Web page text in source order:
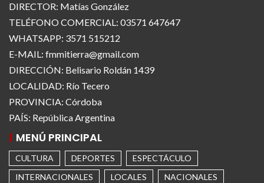
DIRECTOR: Matías González
TELÉFONO COMERCIAL: 03571 647647
WHATSAPP: 3571 515212
E-MAIL: fmmitierra@gmail.com
DIRECCIÓN: Belisario Roldán 1439
LOCALIDAD: Río Tecero
PROVINCIA: Córdoba
PAÍS: República Argentina
MENÚ PRINCIPAL
CULTURA DEPORTES
ESPECTÁCULO
INTERNACIONALES
LOCALES
NACIONALES